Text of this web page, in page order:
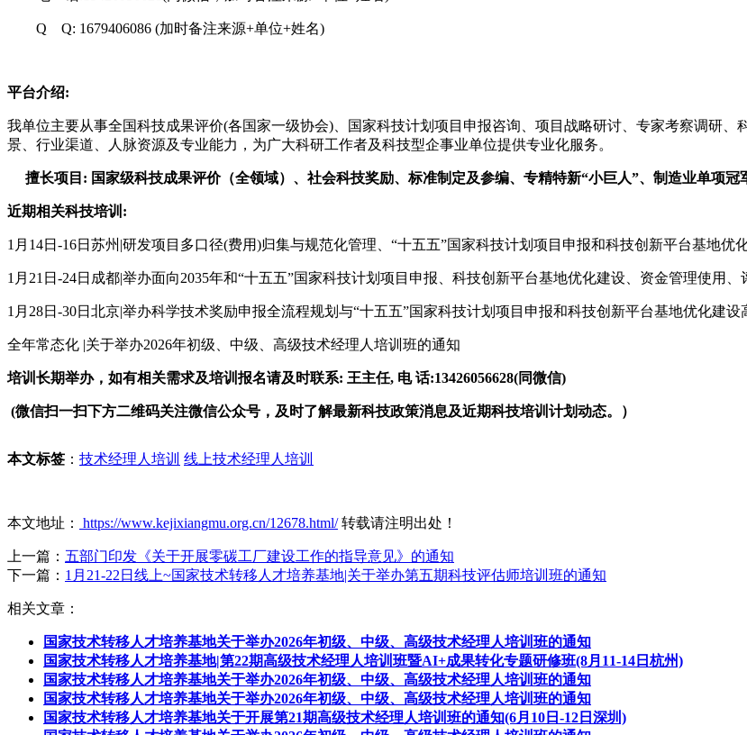
Q Q: 1679406086 (加时备注来源+单位+姓名)
平台介绍:
我单位主要从事全国科技成果评价(各国家一级协会) 、国家科技计划项目申报咨询、项目战略研讨、专家考察调研
景、行业渠道、人脉资源及专业能力，为广大科研工作者及科技型企事业单位提供专业化服务。
擅长项目: 国家级科技成果评价（全领域）、社会科技奖励、标准制定及参编、专精特新“小巨人”、制造业单项
近期相关科技培训:
1月14日-16日苏州|研发项目多口径(费用)归集与规范化管理、“十五五”国家科技计划项目申报和科技创新平台基地优
1月21日-24日成都|举办面向2035年和“十五五”国家科技计划项目申报、科技创新平台基地优化建设、资金管理使用
1月28日-30日北京|举办科学技术奖励申报全流程规划与“十五五”国家科技计划项目申报和科技创新平台基地优化建设
全年常态化 |关于举办2026年初级、中级、高级技术经理人培训班的通知
培训长期举办，如有相关需求及培训报名请及时联系: 王主任, 电 话:13426056628(同微信)
(微信扫一扫下方二维码关注微信公众号，及时了解最新科技政策消息及近期科技培训计划动态。）
本文标签 ： 技术经理人培训 线上技术经理人培训
本文地址： https://www.kejixiangmu.org.cn/12678.html/转载请注明出处！
上一篇： 五部门印发《关于开展零碳工厂建设工作的指导意见》的通知
下一篇： 1月21-22日线上~国家技术转移人才培养基地|关于举办第五期科技评估师培训班的通知
相关文章：
国家技术转移人才培养基地关于举办2026年初级、中级、高级技术经理人培训班的通知
国家技术转移人才培养基地|第22期高级技术经理人培训班暨AI+成果转化专题研修班(8月11-14日杭州)
国家技术转移人才培养基地关于举办2026年初级、中级、高级技术经理人培训班的通知
国家技术转移人才培养基地关于举办2026年初级、中级、高级技术经理人培训班的通知
国家技术转移人才培养基地关于开展第21期高级技术经理人培训班的通知(6月10日-12日深圳)